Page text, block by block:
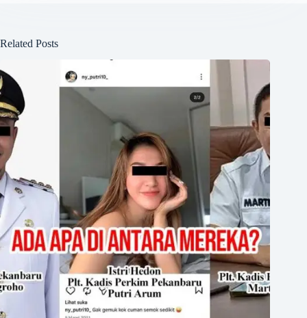
Related Posts